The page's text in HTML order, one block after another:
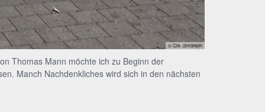
© Chr. Simonsen
Thomas Mann möchte ich zu Beginn der
Manch Nachdenkliches wird sich in den nächsten